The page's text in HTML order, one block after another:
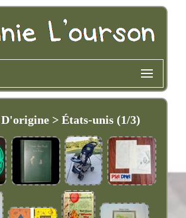
D'origine > États-unis (1/3)